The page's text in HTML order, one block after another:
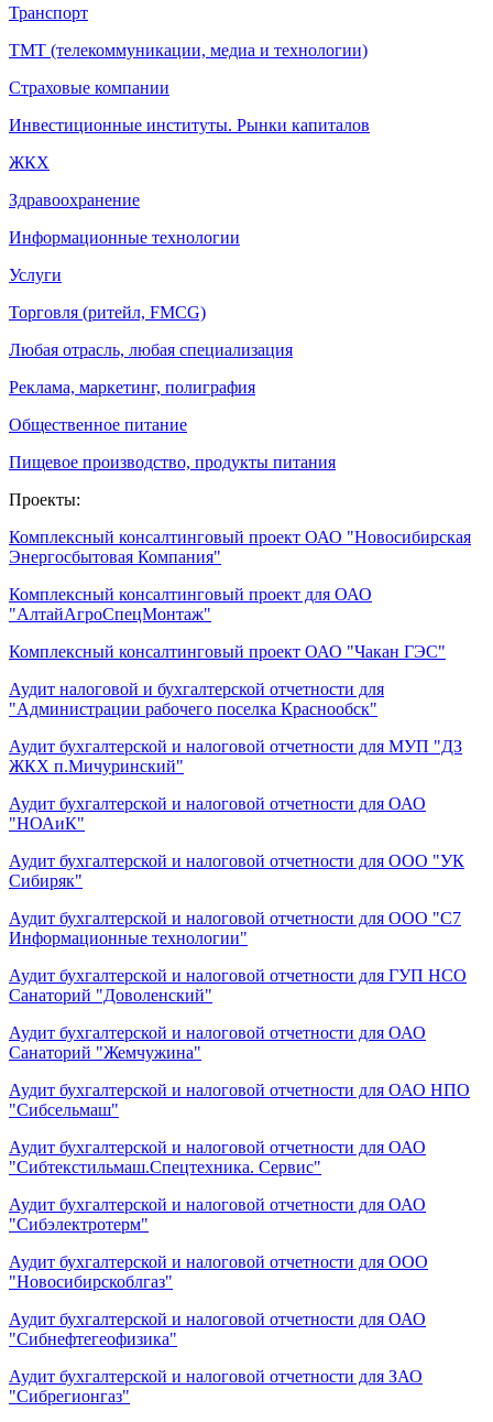
Транспорт
ТМТ (телекоммуникации, медиа и технологии)
Страховые компании
Инвестиционные институты. Рынки капиталов
ЖКХ
Здравоохранение
Информационные технологии
Услуги
Торговля (ритейл, FMCG)
Любая отрасль, любая специализация
Реклама, маркетинг, полиграфия
Общественное питание
Пищевое производство, продукты питания
Проекты:
Комплексный консалтинговый проект ОАО "Новосибирская
Энергосбытовая Компания"
Комплексный консалтинговый проект для ОАО
"АлтайАгроСпецМонтаж"
Комплексный консалтинговый проект ОАО "Чакан ГЭС"
Аудит налоговой и бухгалтерской отчетности для
"Администрации рабочего поселка Краснообск"
Аудит бухгалтерской и налоговой отчетности для МУП "ДЗ
ЖКХ п.Мичуринский"
Аудит бухгалтерской и налоговой отчетности для ОАО
"НОАиК"
Аудит бухгалтерской и налоговой отчетности для ООО "УК
Сибиряк"
Аудит бухгалтерской и налоговой отчетности для ООО "С7
Информационные технологии"
Аудит бухгалтерской и налоговой отчетности для ГУП НСО
Санаторий "Доволенский"
Аудит бухгалтерской и налоговой отчетности для ОАО
Санаторий "Жемчужина"
Аудит бухгалтерской и налоговой отчетности для ОАО НПО
"Сибсельмаш"
Аудит бухгалтерской и налоговой отчетности для ОАО
"Сибтекстильмаш.Спецтехника. Сервис"
Аудит бухгалтерской и налоговой отчетности для ОАО
"Сибэлектротерм"
Аудит бухгалтерской и налоговой отчетности для ООО
"Новосибирскоблгаз"
Аудит бухгалтерской и налоговой отчетности для ОАО
"Сибнефтегеофизика"
Аудит бухгалтерской и налоговой отчетности для ЗАО
"Сибрегионгаз"